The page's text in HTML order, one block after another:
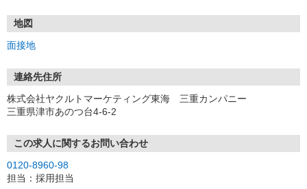
地図
面接地
連絡先住所
株式会社ヤクルトマーケティング東海 三重カンパニー
三重県津市あのつ台4-6-2
この求人に関するお問い合わせ
0120-8960-98
担当：採用担当